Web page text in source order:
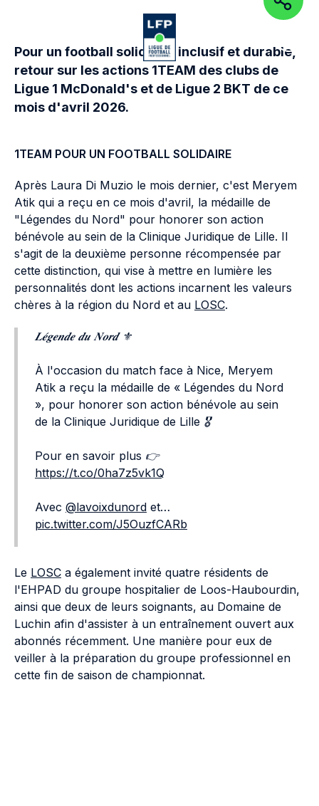
Aller au contenu de la pageAller à la navigation Aller à la
OUVRIR LE MENU
Pour un football solidaire, inclusif et durable,
retour sur les actions 1TEAM des clubs de
Ligue 1 McDonald's et de Ligue 2 BKT de ce
mois d'avril 2026.
1TEAM POUR UN FOOTBALL SOLIDAIRE
Après Laura Di Muzio le mois dernier, c'est Meryem
Atik qui a reçu en ce mois d'avril, la médaille de
"Légendes du Nord" pour honorer son action
bénévole au sein de la Clinique Juridique de Lille. Il
s'agit de la deuxième personne récompensée par
cette distinction, qui vise à mettre en lumière les
personnalités dont les actions incarnent les valeurs
chères à la région du Nord et au LOSC.
𝑳𝒆́𝒈𝒆𝒏𝒅𝒆 𝒅𝒖 𝑵𝒐𝒓𝒅 ⚜️
À l'occasion du match face à Nice, Meryem
Atik a reçu la médaille de « Légendes du Nord
», pour honorer son action bénévole au sein
de la Clinique Juridique de Lille 🎖️
Pour en savoir plus 👉
https://t.co/0ha7z5vk1Q
Avec @lavoixdunord et…
pic.twitter.com/J5OuzfCARb
Le LOSC a également invité quatre résidents de
l'EHPAD du groupe hospitalier de Loos-Haubourdin,
ainsi que deux de leurs soignants, au Domaine de
Luchin afin d'assister à un entraînement ouvert aux
abonnés récemment. Une manière pour eux de
veiller à la préparation du groupe professionnel en
cette fin de saison de championnat.